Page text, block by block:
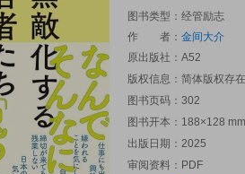
图书类型：经管励志
作 者： 金间大介
原出版社： A52
版权信息：简体版权存
图书页码：302
图书开本：188×128 mm
出版日期：2025
审阅资料：PDF